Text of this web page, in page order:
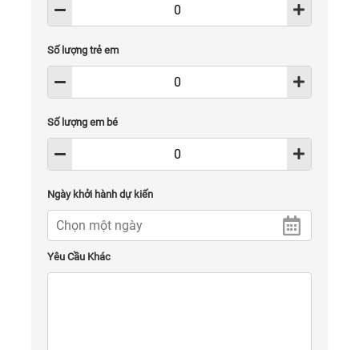
Số lượng trẻ em
Số lượng em bé
Ngày khởi hành dự kiến
Yêu Cầu Khác